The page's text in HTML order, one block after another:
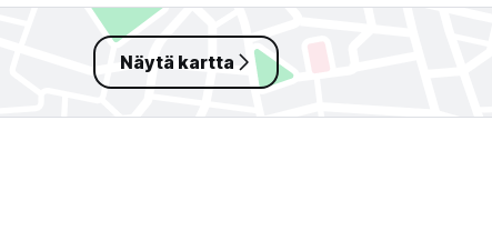
Näytä kartta